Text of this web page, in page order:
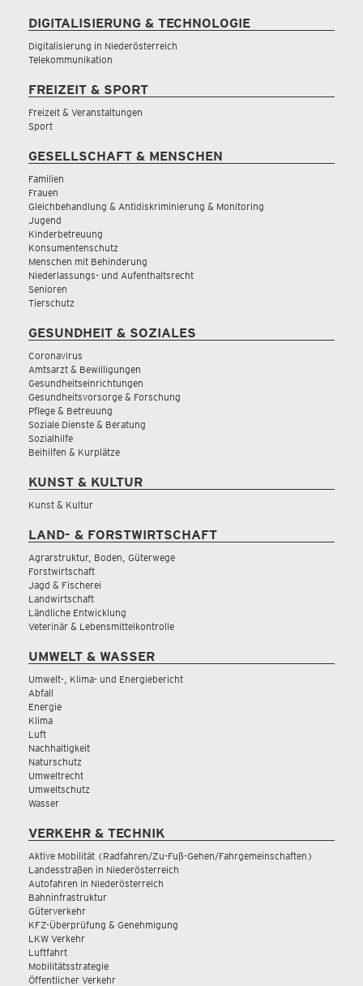
DIGITALISIERUNG & TECHNOLOGIE
Digitalisierung in Niederösterreich
Telekommunikation
FREIZEIT & SPORT
Freizeit & Veranstaltungen
Sport
GESELLSCHAFT & MENSCHEN
Familien
Frauen
Gleichbehandlung & Antidiskriminierung & Monitoring
Jugend
Kinderbetreuung
Konsumentenschutz
Menschen mit Behinderung
Niederlassungs- und Aufenthaltsrecht
Senioren
Tierschutz
GESUNDHEIT & SOZIALES
Coronavirus
Amtsarzt & Bewilligungen
Gesundheitseinrichtungen
Gesundheitsvorsorge & Forschung
Pflege & Betreuung
Soziale Dienste & Beratung
Sozialhilfe
Beihilfen & Kurplätze
KUNST & KULTUR
Kunst & Kultur
LAND- & FORSTWIRTSCHAFT
Agrarstruktur, Boden, Güterwege
Forstwirtschaft
Jagd & Fischerei
Landwirtschaft
Ländliche Entwicklung
Veterinär & Lebensmittelkontrolle
UMWELT & WASSER
Umwelt-, Klima- und Energiebericht
Abfall
Energie
Klima
Luft
Nachhaltigkeit
Naturschutz
Umweltrecht
Umweltschutz
Wasser
VERKEHR & TECHNIK
Aktive Mobilität (Radfahren/Zu-Fuß-Gehen/Fahrgemeinschaften)
Landesstraßen in Niederösterreich
Autofahren in Niederösterreich
Bahninfrastruktur
Güterverkehr
KFZ-Überprüfung & Genehmigung
LKW Verkehr
Luftfahrt
Mobilitätsstrategie
Öffentlicher Verkehr